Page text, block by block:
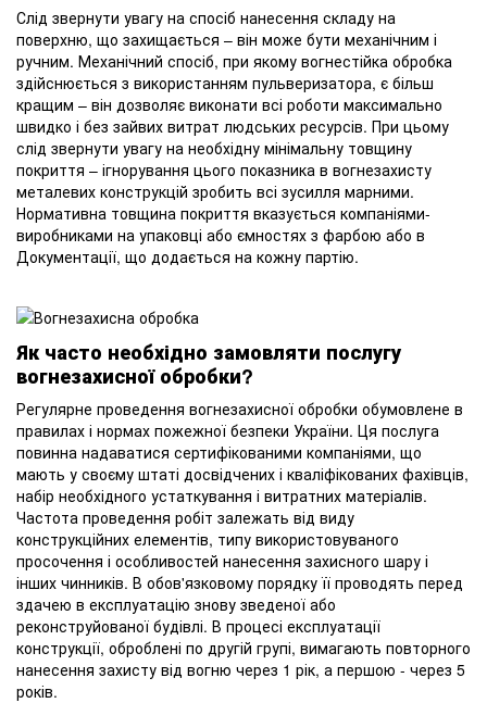
Слід звернути увагу на спосіб нанесення складу на
поверхню, що захищається – він може бути механічним і
ручним. Механічний спосіб, при якому вогнестійка обробка
здійснюється з використанням пульверизатора, є більш
кращим – він дозволяє виконати всі роботи максимально
швидко і без зайвих витрат людських ресурсів. При цьому
слід звернути увагу на необхідну мінімальну товщину
покриття – ігнорування цього показника в вогнезахисту
металевих конструкцій зробить всі зусилля марними.
Нормативна товщина покриття вказується компаніями-
виробниками на упаковці або ємностях з фарбою або в
Документації, що додається на кожну партію.
Як часто необхідно замовляти послугу
вогнезахисної обробки?
Регулярне проведення вогнезахисної обробки обумовлене в
правилах і нормах пожежної безпеки України. Ця послуга
повинна надаватися сертифікованими компаніями, що
мають у своєму штаті досвідчених і кваліфікованих фахівців,
набір необхідного устаткування і витратних матеріалів.
Частота проведення робіт залежать від виду
конструкційних елементів, типу використовуваного
просочення і особливостей нанесення захисного шару і
інших чинників. В обов'язковому порядку її проводять перед
здачею в експлуатацію знову зведеної або
реконструйованої будівлі. В процесі експлуатації
конструкції, оброблені по другій групі, вимагають повторного
нанесення захисту від вогню через 1 рік, а першою - через 5
років.